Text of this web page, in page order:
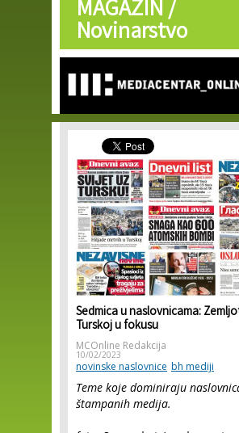
Skip to
main
content
MAGAZIN /
Novinarstvo
Sedmica u naslovnicama:
Turskoj u fokusu
MCOnline Redakcija
10/02/2023
novinske naslovnice bh mediji
Teme koje dominiraju
štampanih medija.